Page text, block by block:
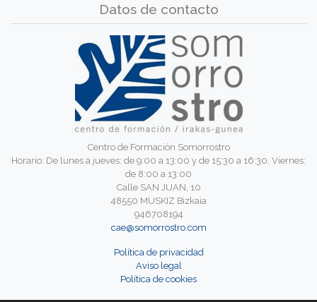
Datos de contacto
Centro de Formación Somorrostro
Horario: De lunes a jueves: de 9:00 a 13:00 y de 15:30 a 16:30. Viernes:
de 8:00 a 13:00
Calle SAN JUAN, 10
48550 MUSKIZ Bizkaia
946708194
cae@somorrostro.com
Política de privacidad
Aviso legal
Política de cookies